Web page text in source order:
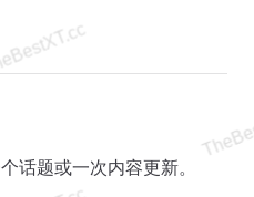
话题或一次内容更新。